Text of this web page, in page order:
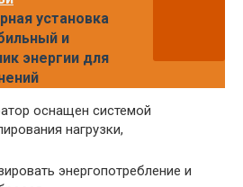
установка
и
энергии для
оснащен системой
нагрузки,
энергопотребление и